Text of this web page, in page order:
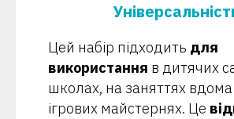
Цей набір підходить для
використання в дитячих
школах, на заняттях вдома
ігрових майстернях. Це